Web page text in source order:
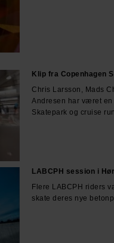
Klip fra Copenhagen
Chris Larsson, Mads
Andresen har været
Skatepark og cruise
LABCPH session i
Flere LABCPH riders
skate deres nye